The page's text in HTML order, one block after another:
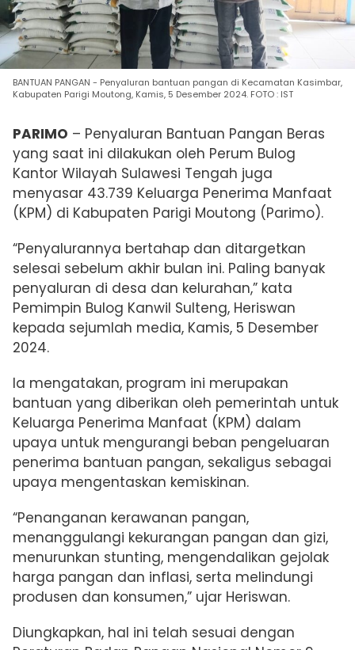
BANTUAN PANGAN - Penyaluran bantuan pangan di Kecamatan Kasimbar,
Kabupaten Parigi Moutong, Kamis, 5 Desember 2024. FOTO : IST
PARIMO – Penyaluran Bantuan Pangan Beras
yang saat ini dilakukan oleh Perum Bulog
Kantor Wilayah Sulawesi Tengah juga
menyasar 43.739 Keluarga Penerima Manfaat
(KPM) di Kabupaten Parigi Moutong (Parimo).
“Penyalurannya bertahap dan ditargetkan
selesai sebelum akhir bulan ini. Paling banyak
penyaluran di desa dan kelurahan,” kata
Pemimpin Bulog Kanwil Sulteng, Heriswan
kepada sejumlah media, Kamis, 5 Desember
2024.
Ia mengatakan, program ini merupakan
bantuan yang diberikan oleh pemerintah untuk
Keluarga Penerima Manfaat (KPM) dalam
upaya untuk mengurangi beban pengeluaran
penerima bantuan pangan, sekaligus sebagai
upaya mengentaskan kemiskinan.
“Penanganan kerawanan pangan,
menanggulangi kekurangan pangan dan gizi,
menurunkan stunting, mengendalikan gejolak
harga pangan dan inflasi, serta melindungi
produsen dan konsumen,” ujar Heriswan.
Diungkapkan, hal ini telah sesuai dengan